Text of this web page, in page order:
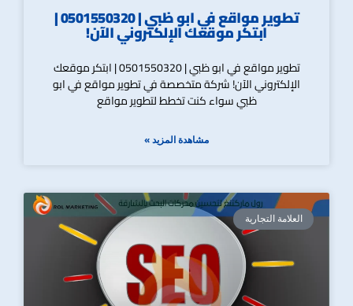
تطوير مواقع في ابو ظبي | 0501550320 |
ابتكر موقعك الإلكتروني الآن!
تطوير مواقع في ابو ظبي | 0501550320 | ابتكر موقعك
الإلكتروني الآن! شركة متخصصة في تطوير مواقع في ابو
ظبي سواء كنت تخطط لتطوير مواقع
مشاهدة المزيد »
العلامة التجارية